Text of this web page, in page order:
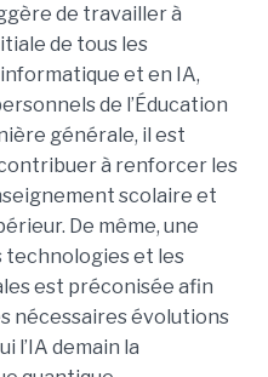
de travailler à
de tous les
et en IA,
de l’Éducation
générale, il est
à renforcer les
scolaire et
De même, une
et les
est préconisée afin
nécessaires évolutions
l’IA demain la